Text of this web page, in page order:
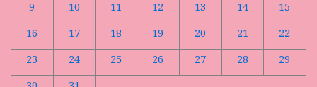
9
10 11 12 13 14
15
16
17 18 19 20 21
22
23
24 25 26 27 28
29